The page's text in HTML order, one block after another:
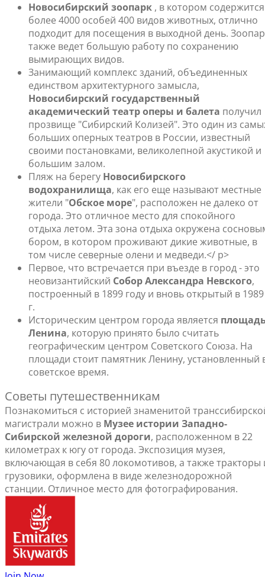
Новосибирский зоопарк , в котором содержится
более 4000 особей 400 видов животных, отлично
подходит для посещения в выходной день.
также ведет большую работу по сохранению
вымирающих видов.
Занимающий комплекс зданий, объединенных
единством архитектурного замысла,
Новосибирский государственный
академический театр оперы и балета получил
прозвище "Сибирский Колизей". Это один из
больших оперных театров в России, известный
своими постановками, великолепной акустикой и
большим залом.
Пляж на берегу Новосибирского
водохранилища, как его еще называют местные
жители "Обское море", расположен не далеко от
города. Это отличное место для спокойного
отдыха летом. Эта зона отдыха окружена
бором, в котором проживают дикие животные, в
том числе северные олени и медведи.</ p>
Первое, что встречается при въезде в город - это
неовизантийский Собор Александра Невского,
построенный в 1899 году и вновь открытый в 1989
г.
Историческим центром города является
Ленина, которую принято было считать
географическим центром Советского Союза. На
площади стоит памятник Ленину, установленный
советское время.
Советы путешественникам
Познакомиться с историей знаменитой
магистрали можно в Музее истории Западно-
Сибирской железной дороги, расположенном в 22
километрах к югу от города. Экспозиция музея,
включающая в себя 80 локомотивов, а также тракторы
грузовики, оформлена в виде железнодорожной
станции. Отличное место для фотографирования.